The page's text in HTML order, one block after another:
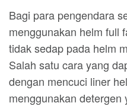
Bagi para pengendara
menggunakan helm full
tidak sedap pada helm
Salah satu cara yang
dengan mencuci liner
menggunakan